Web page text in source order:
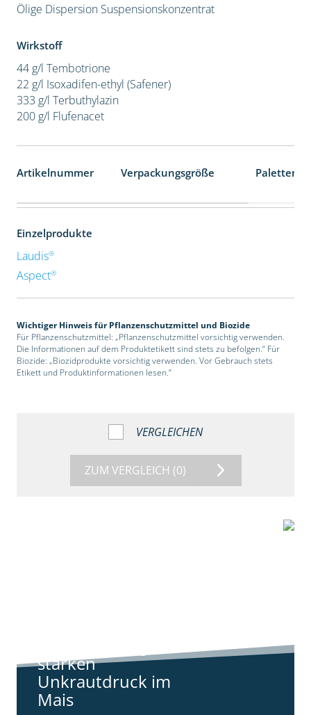
Ölige Dispersion Suspensionskonzentrat
Wirkstoff
44 g/l Tembotrione
22 g/l Isoxadifen-ethyl (Safener)
333 g/l Terbuthylazin
200 g/l Flufenacet
Artikelnummer Verpackungsgröße
Einzelprodukte
Laudis®
Aspect®
Wichtiger Hinweis für Pflanzenschutzmittel und Biozide
Für Pflanzenschutzmittel: „Pflanzenschutzmittel vorsichtig verwenden.
Die Informationen auf dem Produktetikett sind stets zu befolgen.“ Für
Biozide: „Biozidprodukte vorsichtig verwenden. Vor Gebrauch stets
Etikett und Produktinformationen lesen.“
VERGLEICHEN
ZUM VERGLEICH (0)
starken
Unkrautdruck im
Mais